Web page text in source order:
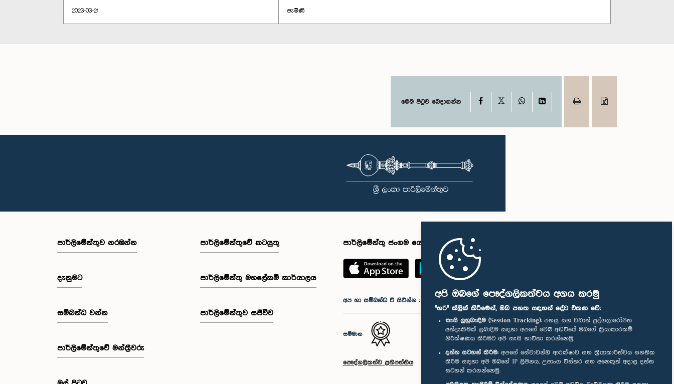
අපි ඔබගේ පෞද්ගලිකත්වය අගය කරමු
"හරි" ක්ලික් කිරීමෙන්, ඔබ පහත සඳහන් දේට එකඟ වේ:
සැසි ලුහුබැඳීම (Session Tracking): පහසු සහ වඩාත් පුද්ගලාරෝපිත
අත්දැකීමක් ලබාදීම සඳහා අපගේ වෙබ් අඩවියේ ඔබගේ ක්‍රියාකාරකම්
නිරීක්ෂණය කිරීමට අපි සැසි භාවිතා කරන්නෙමු.
දත්ත සටහන් කිරීම: අපගේ සේවාවන්හි ආරක්ෂාව සහ ක්‍රියාකාරීත්වය සහතික
කිරීම සඳහා අපි ඔබගේ IP ලිපිනය, උපාංග විස්තර සහ අනෙකුත් අදාළ දත්ත
සටහන් කරගන්නෙමු.
2023-03-21 පැමිණි
මෙම පිටුව බෙදාගන්න Facebook WhatsAppLinkedIn
පාර්ලි‌මේන්තුව නරඹන්න
දැනුමට
සම්බන්ධ වන්න
පාර්ලි‌මේන්තුවේ මන්ත්‍රීවරු
පාර්ලිමේන්තුවේ කටයුතු
පාර්ලිමේන්තු මහලේකම් කාර්යාලය
පාර්ලිමේන්තුව සජීවීව
පාර්ලිමේන්තු ජංගම යෙදුම
අප හා සම්බන්ධ වී සිටින්න :
සම්මාන
පෞද්ගලිකත්ව ප්‍රතිපත්තිය